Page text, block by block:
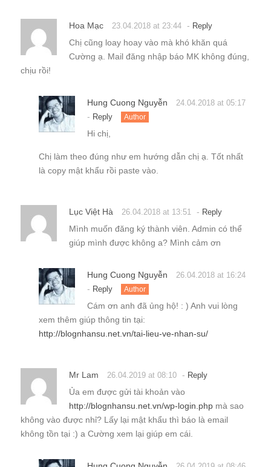
Hoa Mạc 23.04.2018 at 23:44 - Reply
Chị cũng loay hoay vào mà khó khăn quá
Cường ạ. Mail đăng nhập báo MK không đúng,
chịu rồi!
Hung Cuong Nguyễn 24.04.2018 at 05:17
- Reply Author
Hi chị,
Chị làm theo đúng như em hướng dẫn chị ạ. Tốt nhất
là copy mật khẩu rồi paste vào.
Lục Việt Hà 26.04.2018 at 13:51 - Reply
Mình muốn đăng ký thành viên. Admin có thể
giúp mình được không a? Mình cảm ơn
Hung Cuong Nguyễn 26.04.2018 at 16:24
- Reply Author
Cám ơn anh đã ủng hộ! : ) Anh vui lòng
xem thêm giúp thông tin tại:
http://blognhansu.net.vn/tai-lieu-ve-nhan-su/
Mr Lam 26.04.2019 at 08:10 - Reply
Ủa em được gửi tài khoản vào
http://blognhansu.net.vn/wp-login.php mà sao
không vào được nhỉ? Lấy lại mật khẩu thì báo là email
không tồn tại :) a Cường xem lại giúp em cái.